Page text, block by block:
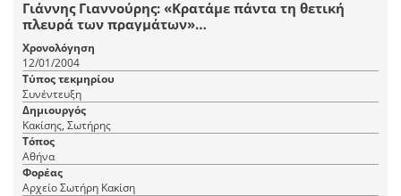
Γιάννης Γιαννούρης: «Κρατάμε πάντα τη θετική
πλευρά των πραγμάτων»…
Χρονολόγηση
12/01/2004
Τύπος τεκμηρίου
Συνέντευξη
Δημιουργός
Κακίσης, Σωτήρης
Τόπος
Αθήνα
Φορέας
Αρχείο Σωτήρη Κακίση